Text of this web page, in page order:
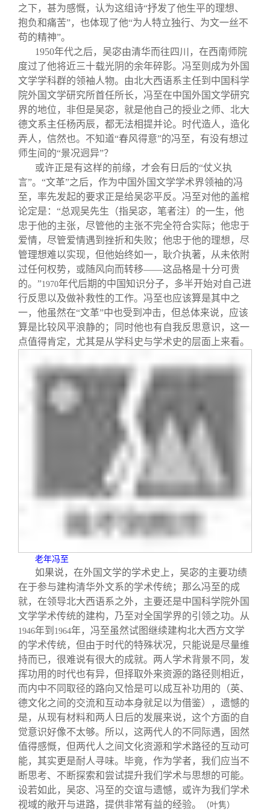
之下，甚为感慨，认为这组诗“抒发了他生平的理想、
抱负和痛苦”，也体现了他“为人特立独行、为文一丝不
苟的精神”。
1950年代之后，吴宓由清华而往四川，在西南师院
度过了他将近三十载光阴的余年碎影。冯至则成为外国
文学学科群的领袖人物。由北大西语系主任到中国科学
院外国文学研究所首任所长，冯至在中国外国文学研究
界的地位，非但是吴宓，就是他自己的授业之师、北大
德文系主任杨丙辰，都无法相提并论。时代造人，造化
弄人，信然也。不知道“春风得意”的冯至，有没有想过
师生间的“景况迥异”？
或许正是有这样的前缘，才会有日后的“仗义执
言”。“文革”之后，作为中国外国文学学术界领袖的冯
至，率先发起的要求正是给吴宓平反。冯至对他的盖棺
论定是：“总观吴先生（指吴宓，笔者注）的一生，他
忠于他的主张，尽管他的主张不完全符合实际；他忠于
爱情，尽管爱情遇到挫折和失败；他忠于他的理想，尽
管理想难以实现，但他始终如一，耿介执著，从未依附
过任何权势，或随风向而转移——这品格是十分可贵
的。”1970年代后期的中国知识分子，多半开始对自己进
行反思以及做补救性的工作。冯至也应该算是其中之
一，他虽然在“文革”中也受到冲击，但总体来说，应该
算是比较风平浪静的；同时他也有自我反思意识，这一
点值得肯定，尤其是从学科史与学术史的层面上来看。
老年冯至
如果说，在外国文学的学术史上，吴宓的主要功绩
在于参与建构清华外文系的学术传统；那么冯至的成
就，在领导北大西语系之外，主要还是中国科学院外国
文学学术传统的建构，乃至对全国学界的引领之功。从
1946年到 1964年，冯至虽然试图继续建构北大西方文学
的学术传统，但由于时代的特殊状况，只能说是尽量维
持而已，很难说有很大的成就。两人学术背景不同，发
挥功用的时代也有异，但择取外来资源的路径则相近，
而内中不同取径的路向又恰是可以成互补功用的（英、
德文化之间的交流和互动本身就足以为借鉴），遗憾的
是，从现有材料和两人日后的发展来说，这个方面的自
觉意识好像不太够。所以，这两代人的不同际遇，固然
值得感慨，但两代人之间文化资源和学术路径的互动可
能，其实更是耐人寻味。毕竟，作为学者，我们应当不
断思考、不断探索和尝试提升我们学术与思想的可能。
设若如此，吴宓、冯至的交谊与遗憾，或许为我们学术
视域的敞开与进路，提供非常有益的经验。
（叶隽）